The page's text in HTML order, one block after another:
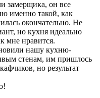
замерщика, он все
именно такой, как
окончательно. Не
но кухня идеально
мне нравится.
нашу кухню-
стенам, им пришлось
но результат